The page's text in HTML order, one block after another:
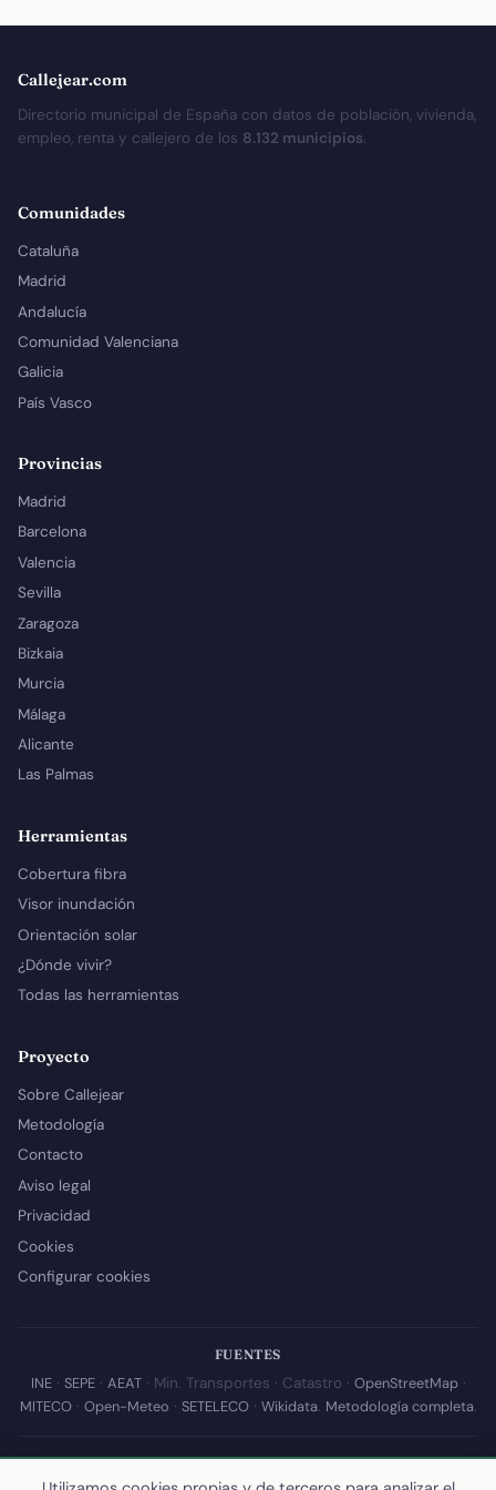
Callejear.com
Directorio municipal de España con datos de población, vivienda,
empleo, renta y callejero de los 8.132 municipios.
Comunidades
Cataluña
Madrid
Andalucía
Comunidad Valenciana
Galicia
País Vasco
Provincias
Madrid
Barcelona
Valencia
Sevilla
Zaragoza
Bizkaia
Murcia
Málaga
Alicante
Las Palmas
Herramientas
Cobertura fibra
Visor inundación
Orientación solar
¿Dónde vivir?
Todas las herramientas
Proyecto
Sobre Callejear
Metodología
Contacto
Aviso legal
Privacidad
Cookies
Configurar cookies
FUENTES
INE· SEPE· AEAT· Min. Transportes · Catastro · OpenStreetMap·
MITECO· Open-Meteo · SETELECO· Wikidata. Metodología completa.
© 2026 Callejear.com — Directorio municipal de España con datos